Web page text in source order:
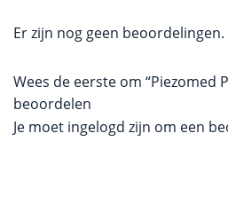
Er zijn nog geen beoordelingen.
Wees de eerste om “Piezomed
beoordelen
Je moet ingelogd zijn om een